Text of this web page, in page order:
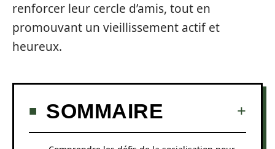
renforcer leur cercle d’amis, tout en
promouvant un vieillissement actif et
heureux.
SOMMAIRE